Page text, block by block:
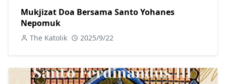
Mukjizat Doa Bersama Santo Yohanes
Nepomuk
The Katolik 2025/9/22